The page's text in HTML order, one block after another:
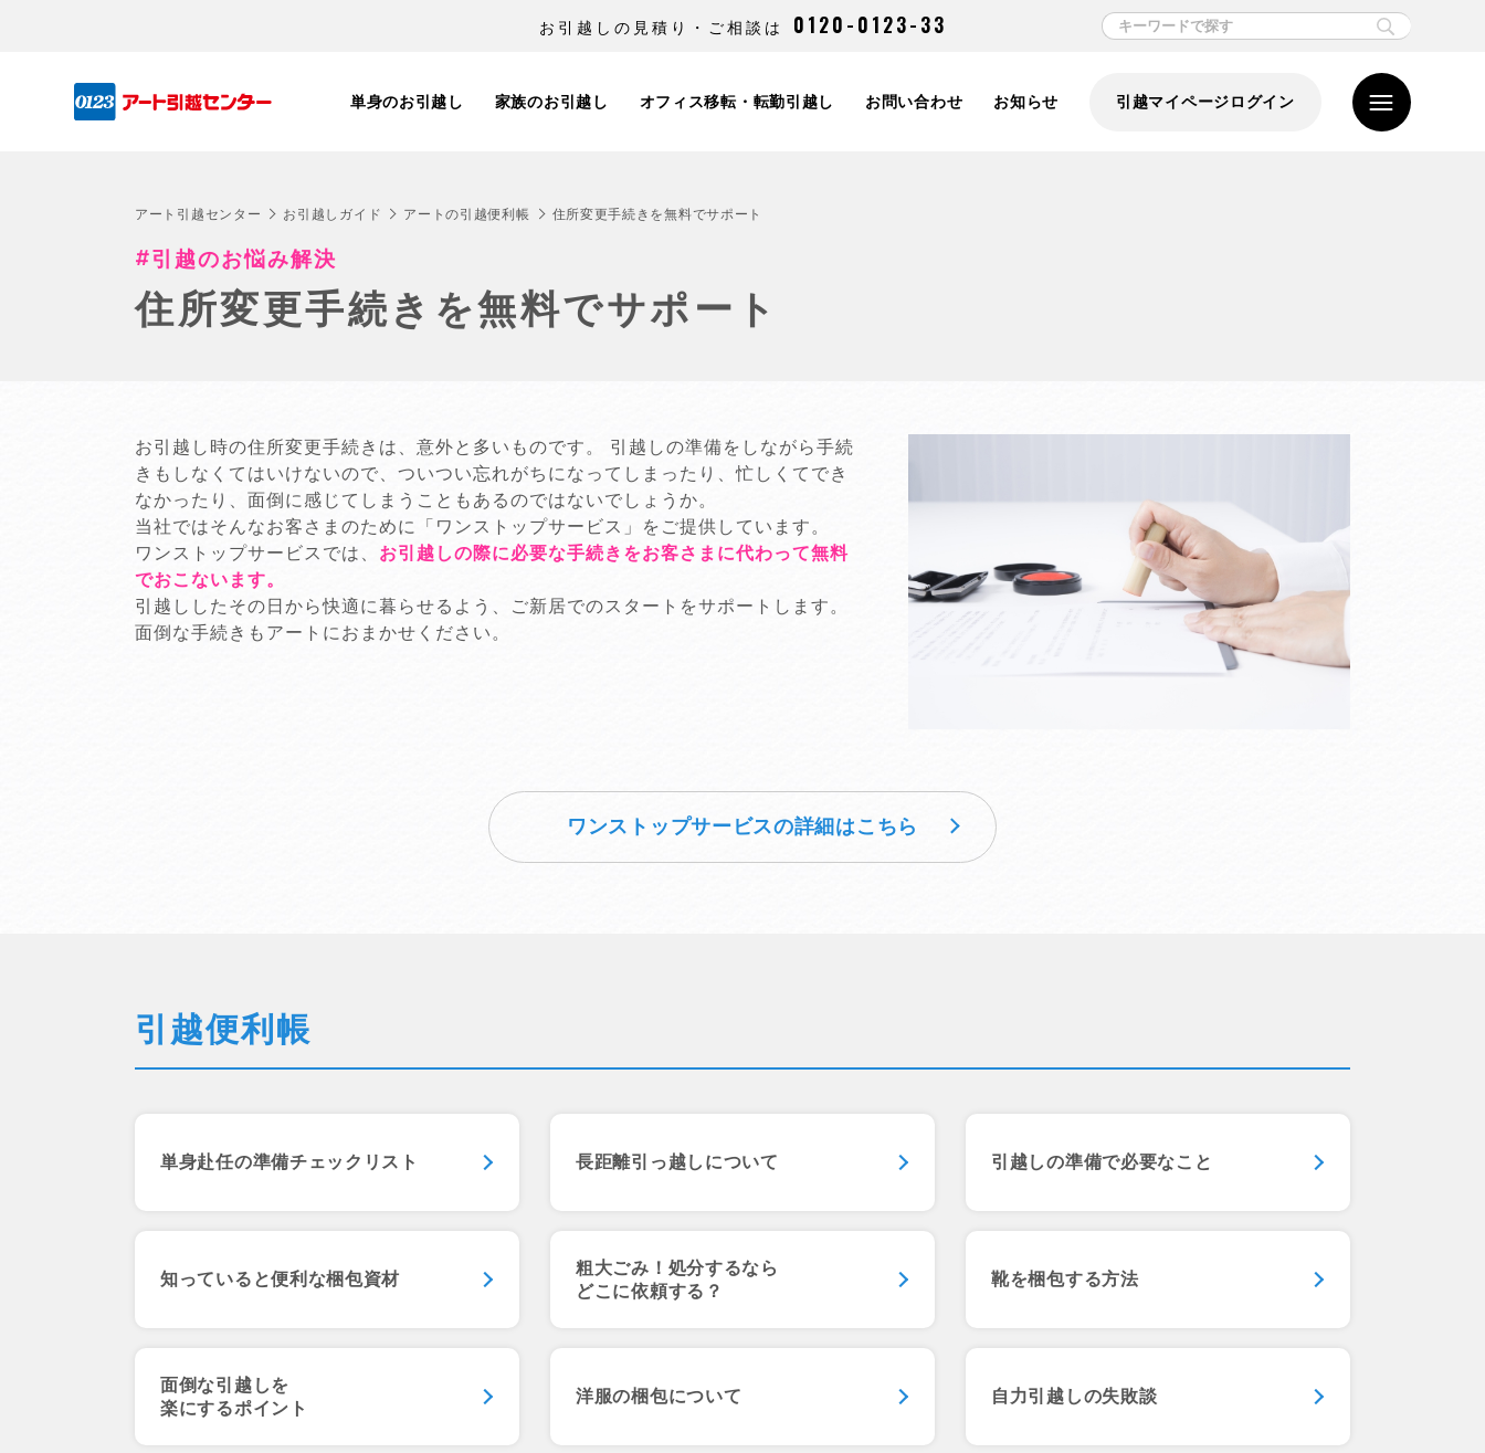
お引越しの見積り・ご相談は 0120-0123-33
単身のお引越し 家族のお引越し オフィス移転・転勤引越し お問い合わせ お知らせ 引越マイページログイン
アート引越センター お引越しガイド アートの引越便利帳 住所変更手続きを無料でサポート
引越のお悩み解決
住所変更手続きを無料でサポート
お引越し時の住所変更手続きは、意外と多いものです。 引越しの準備をしながら手続
きもしなくてはいけないので、ついつい忘れがちになってしまったり、忙しくてでき
なかったり、面倒に感じてしまうこともあるのではないでしょうか。
当社ではそんなお客さまのために「ワンストップサービス」をご提供しています。
ワンストップサービスでは、 お引越しの際に必要な手続きをお客さまに代わって無料
でおこないます。
引越ししたその日から快適に暮らせるよう、ご新居でのスタートをサポートします。
面倒な手続きもアートにおまかせください。
ワンストップサービスの詳細はこちら
引越便利帳
単身赴任の準備チェックリスト 長距離引っ越しについて 引越しの準備で必要なこと
知っていると便利な梱包資材
粗大ごみ！処分するなら
どこに依頼する？
靴を梱包する方法
面倒な引越しを
楽にするポイント
洋服の梱包について 自力引越しの失敗談